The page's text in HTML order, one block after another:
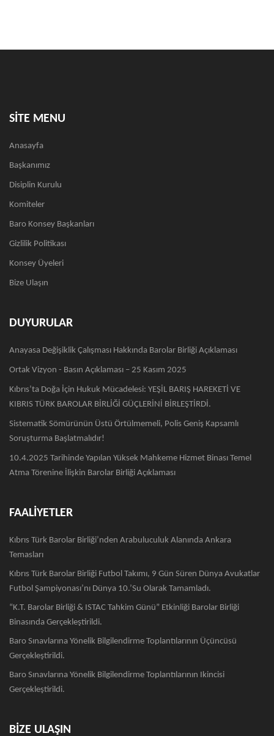
SİTE MENU
Anasayfa
Başkanımız
Disiplin Kurulu
Komiteler
Baro Konsey Başkanları
Gizlilik Politikası
Konsey Üyeleri
Bize Ulaşın
DUYURULAR
Anayasa Değişiklik Çalışması Hakkında Barolar Birliği Açıklaması
Ortak Vizyon - Basın Açıklaması – 25 Kasım 2025
Kıbrıs’ta Doğa İçin Hukuk Mücadelesi: YEŞİL BARIŞ HAREKETİ VE
KIBRIS TÜRK BAROLAR BİRLİĞİ GÜÇLERİNİ BİRLEŞTİRDİ.
Sistematik Sömürünün Üstü Örtülmemeli, Polis Geniş Kapsamlı
Soruşturma Başlatmalıdır!
10.4.2025 Tarihinde Yapılan Yüksek Mahkeme Hizmet Binası Temel
Atma Törenine İlişkin Barolar Birliği Açıklaması
FAALİYETLER
Kıbrıs Türk Barolar Birliği’nden Arabuluculuk Alanında Ankara
Temasları
Kıbrıs Türk Barolar Birliği Futbol Takımı, 9 Gün Süren Dünya Avukatlar
Futbol Şampiyonası’nı Dünya 10.’su Olarak Tamamladı.
“K.T. Barolar Birliği & ISTAC Tahkim Günü” Etkinliği Barolar Birliği
Binasında Gerçekleştirildi.
Baro Sınavlarına Yönelik Bilgilendirme Toplantılarının Üçüncüsü
Gerçekleştirildi.
Baro Sınavlarına Yönelik Bilgilendirme Toplantılarının Ikincisi
Gerçekleştirildi.
BİZE ULAŞIN